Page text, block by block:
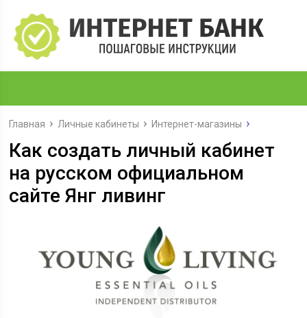
Главная Личные кабинеты Интернет-магазины
Как создать личный кабинет
на русском официальном
сайте Янг ливинг